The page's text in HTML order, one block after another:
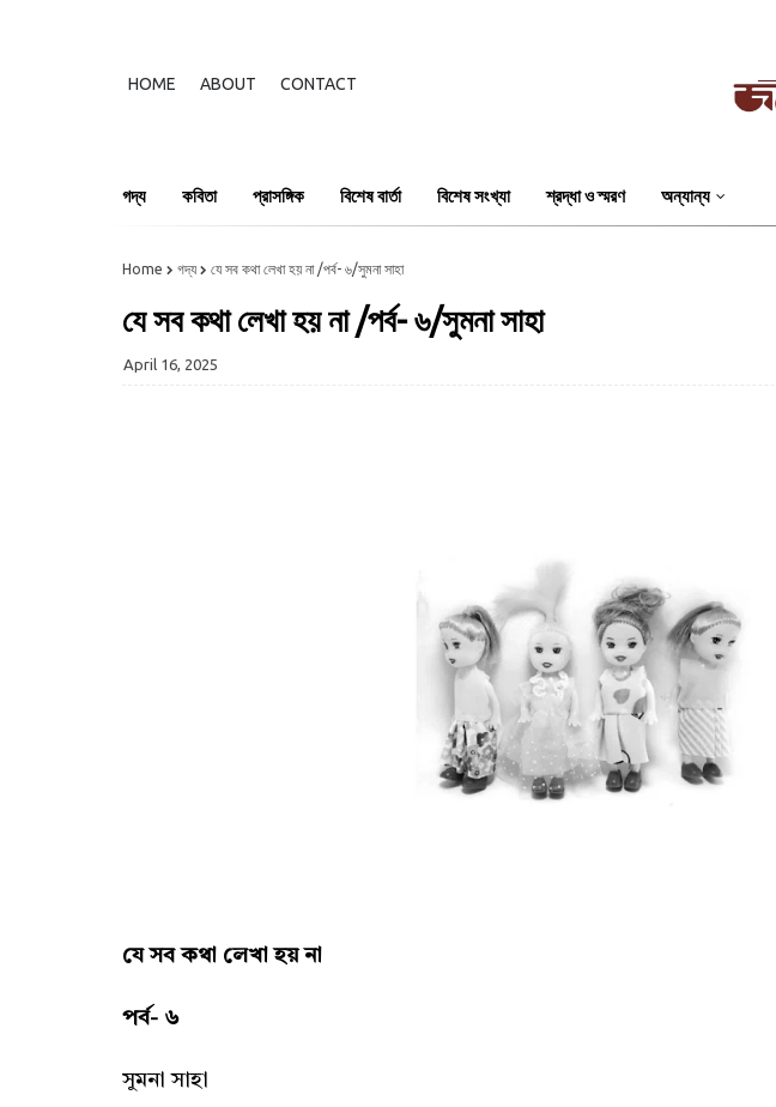
HOME ABOUT CONTACT
গদ্য কবিতা প্রাসঙ্গিক বিশেষ বার্তা বিশেষ সংখ্যা শ্রদ্ধা ও স্মরণ অন্যান্য
Home গদ্য যে সব কথা লেখা হয় না /পর্ব- ৬/সুমনা সাহা
যে সব কথা লেখা হয় না /পর্ব- ৬/সুমনা সাহা
April 16, 2025
যে সব কথা লেখা হয় না
পর্ব- ৬
সুমনা সাহা